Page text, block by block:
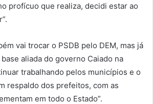
profícuo que realiza, decidi estar ao
vai trocar o PSDB pelo DEM, mas já
aliada do governo Caiado na
trabalhando pelos municípios e o
respaldo dos prefeitos, com as
em todo o Estado”.